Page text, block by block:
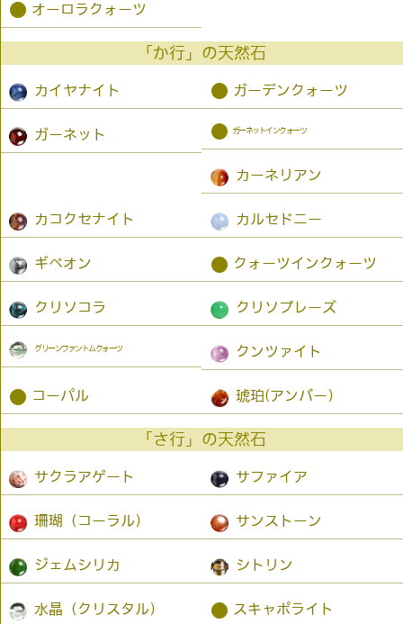
● オーロラクォーツ
「か行」の天然石
カイヤナイト ● ガーデンクォーツ
ガーネット ● ガーネットインクォーツ
カーネリアン
カコクセナイト カルセドニー
ギベオン ● クォーツインクォーツ
クリソコラ クリソプレーズ
グリーンファントムクォーツ クンツァイト
● コーパル 琥珀(アンバー）
「さ行」の天然石
サクラアゲート サファイア
珊瑚（コーラル） サンストーン
ジェムシリカ シトリン
水晶（クリスタル） ● スキャポライト